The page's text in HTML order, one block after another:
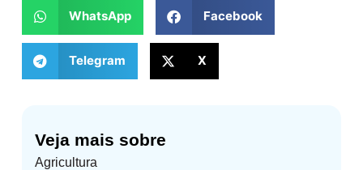
Veja mais sobre
Agricultura
WhatsApp Facebook
Telegram X